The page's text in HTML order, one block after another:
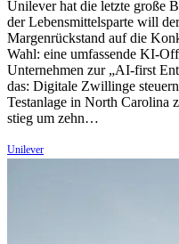
Unilever hat die letzte große
der Lebensmittelsparte will
Margenrückstand auf die
Wahl: eine umfassende KI-
Unternehmen zur „AI-first
das: Digitale Zwillinge
Testanlage in North Carolina
stieg um zehn…
Unilever